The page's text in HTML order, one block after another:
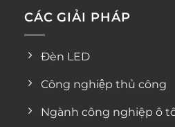
CÁC GIẢI PHÁP
Đèn LED
Công nghiệp thủ công
Ngành công nghiệp ô